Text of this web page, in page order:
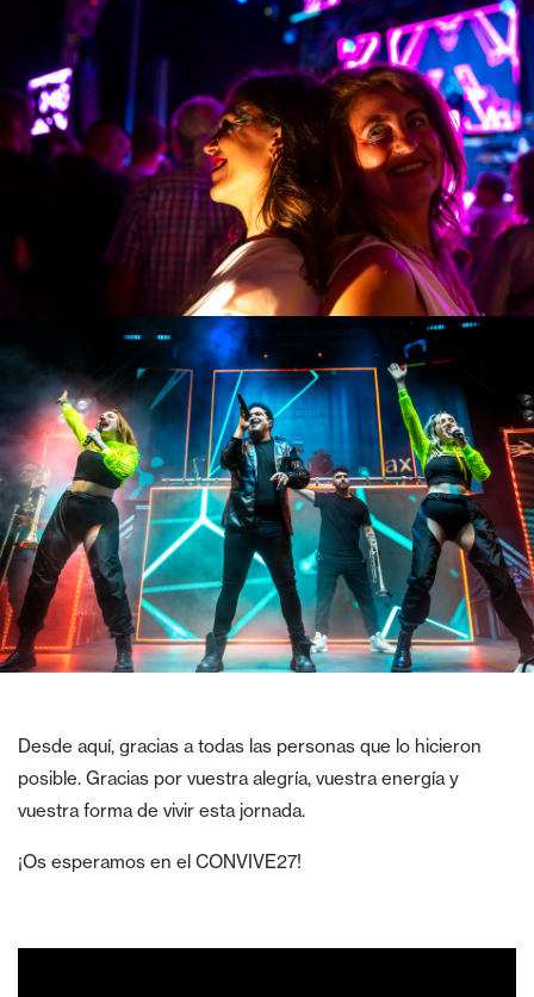
Desde aquí, gracias a todas las personas que lo hicieron
posible. Gracias por vuestra alegría, vuestra energía y
vuestra forma de vivir esta jornada.
¡Os esperamos en el CONVIVE27!